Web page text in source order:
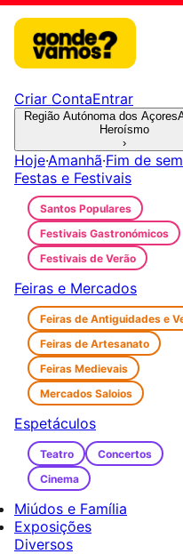
Criar ContaEntrar
Região Autónoma dos Açores
Heroísmo
›
Hoje·Amanhã·Fim de
Festas e Festivais
Santos Populares
Festivais Gastronómicos
Festivais de Verão
Feiras e Mercados
Feiras de Antiguidades e
Feiras de Artesanato
Feiras Medievais
Mercados Saloios
Espetáculos
Teatro
Concertos
Cinema
Miúdos e Família
Exposições
Diversos